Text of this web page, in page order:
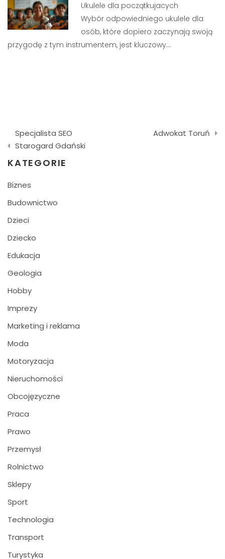
Ukulele dla początkujacych
Wybór odpowiedniego ukulele dla
osób, które dopiero zaczynają swoją
przygodę z tym instrumentem, jest kluczowy…
Nawigacja
wpisu
Specjalista SEO
Starogard Gdański
Adwokat Toruń
KATEGORIE
Biznes
Budownictwo
Dzieci
Dziecko
Edukacja
Geologia
Hobby
Imprezy
Marketing i reklama
Moda
Motoryzacja
Nieruchomości
Obcojęzyczne
Praca
Prawo
Przemysł
Rolnictwo
Sklepy
Sport
Technologia
Transport
Turystyka